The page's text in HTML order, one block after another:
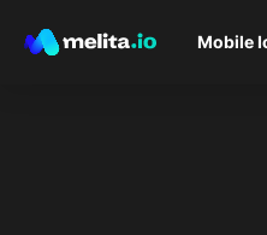
Mobile